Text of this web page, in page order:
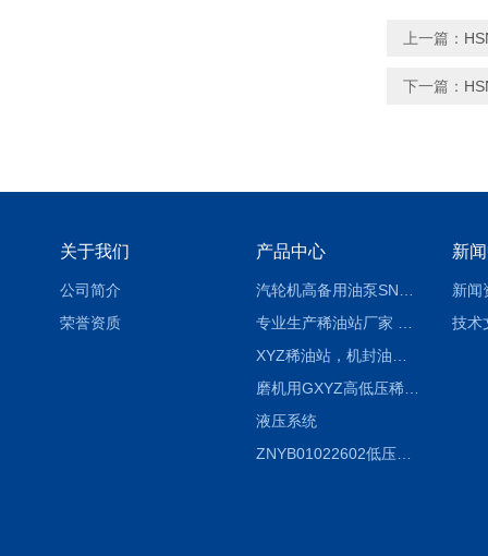
上一篇：
下一篇：
关于我们
公司简介
荣誉资质
产品中心
磨机用GXYZ高低压稀油站，静压油润滑系统
液压系统
ZNYB01022602低压螺杆泵
新
新闻
技术